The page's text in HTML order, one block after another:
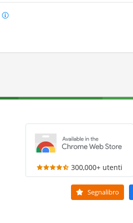
300,000+ utenti
Segnalibro